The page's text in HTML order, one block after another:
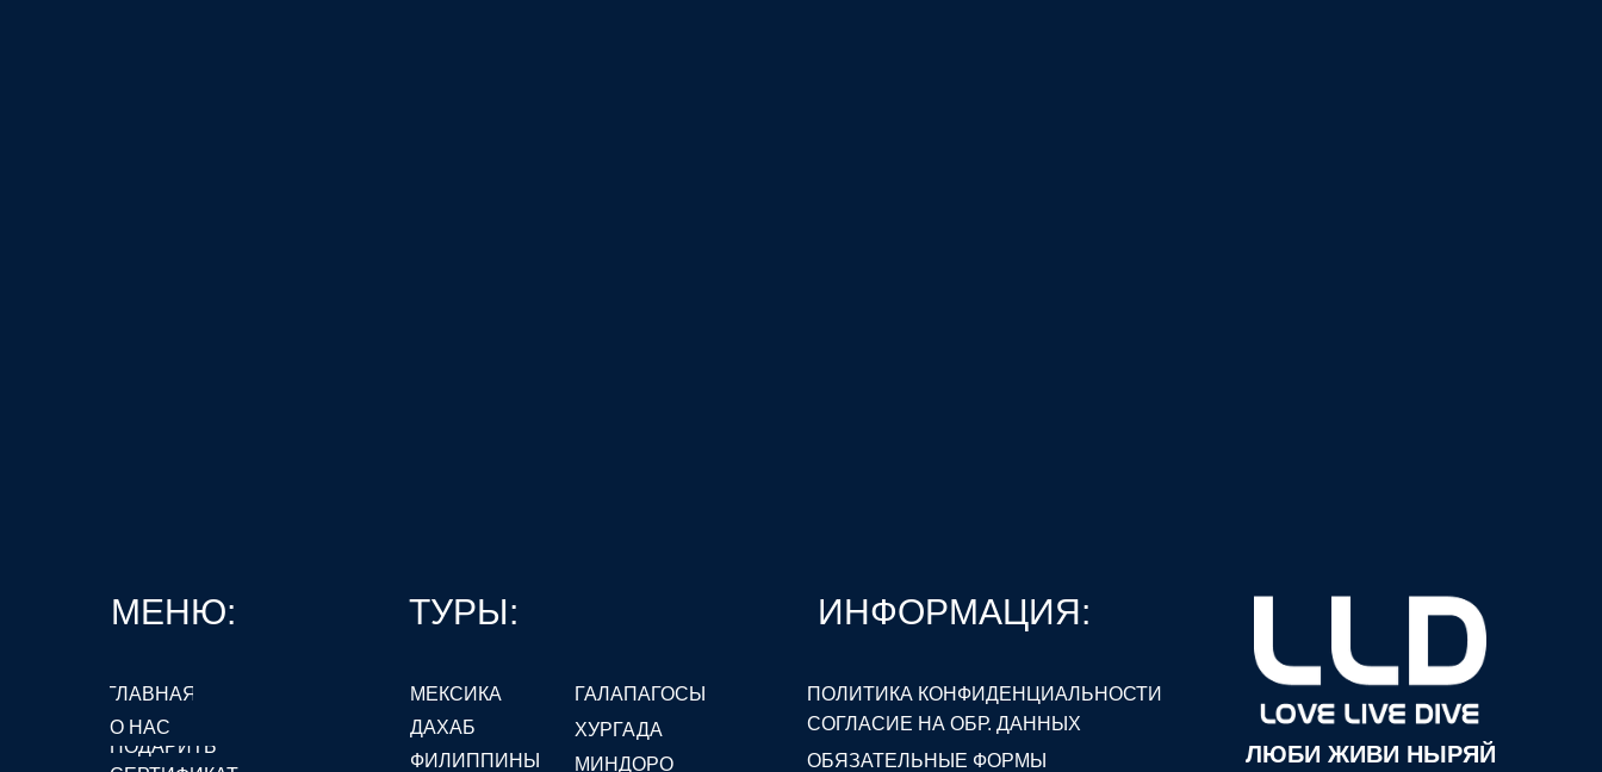
ГЛАВНАЯ
О НАС
МЕНЮ:
ЛЮБИ ЖИВИ НЫРЯЙ
МЕКСИКА
ДАХАБ
ФИЛИППИНЫ
ГАЛАПАГОСЫ
ХУРГАДА
МИНДОРО
ТУРЫ: ИНФОРМАЦИЯ:
ПОЛИТИКА КОНФИДЕНЦИАЛЬНОСТИ
СОГЛАСИЕ НА ОБР. ДАННЫХ
ОБЯЗАТЕЛЬНЫЕ ФОРМЫ
ПОДАРИТЬ